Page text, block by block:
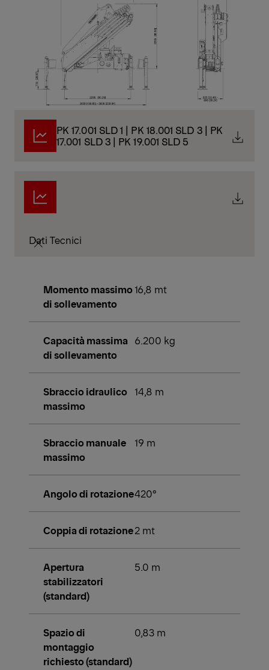
PK 17.001 SLD 1 | PK 18.001 SLD 3 | PK
17.001 SLD 3 | PK 19.001 SLD 5
Dati Tecnici
Momento massimo
di sollevamento
16,8 mt
Capacità massima
di sollevamento
6.200 kg
Sbraccio idraulico
massimo
14,8 m
Sbraccio manuale
massimo
19 m
Angolo di rotazione420°
Coppia di rotazione2 mt
Apertura
stabilizzatori
(standard)
5.0 m
Spazio di
montaggio
richiesto (standard)
0,83 m